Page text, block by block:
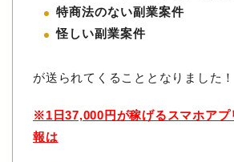
特商法のない副業案件
怪しい副業案件
が送られてくることとなりました！
※1日37,000円が稼げるスマホアプ
報は